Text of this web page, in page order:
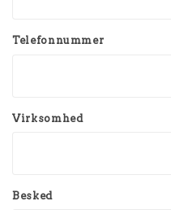
Telefonnummer
Virksomhed
Besked